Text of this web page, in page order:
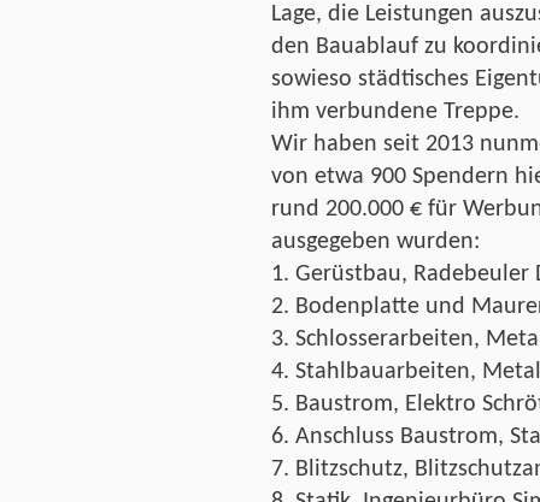
Lage, die Leistungen
den Bauablauf zu
sowieso städtisches
ihm verbundene Treppe.
Wir haben seit 2013
von etwa 900 Spendern
rund 200.000 € für
ausgegeben wurden:
1. Gerüstbau, Radebeuler
2. Bodenplatte und
3. Schlosserarbeiten,
4. Stahlbauarbeiten,
5. Baustrom, Elektro
6. Anschluss Baustrom,
7. Blitzschutz,